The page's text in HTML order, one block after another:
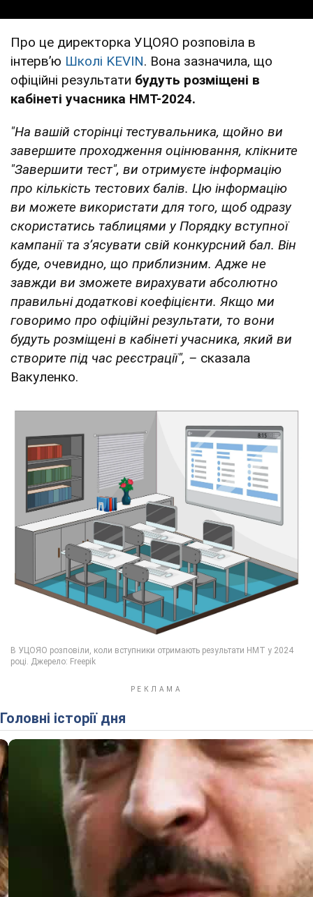
Про це директорка УЦОЯО розповіла в
інтервʼю Школі KEVIN. Вона зазначила, що
офіційні результати будуть розміщені в
кабінеті учасника НМТ-2024.
"На вашій сторінці тестувальника, щойно ви
завершите проходження оцінювання, клікните
"Завершити тест", ви отримуєте інформацію
про кількість тестових балів. Цю інформацію
ви можете використати для того, щоб одразу
скористатись таблицями у Порядку вступної
кампанії та зʼясувати свій конкурсний бал. Він
буде, очевидно, що приблизним. Адже не
завжди ви зможете вирахувати абсолютно
правильні додаткові коефіцієнти. Якщо ми
говоримо про офіційні результати, то вони
будуть розміщені в кабінеті учасника, який ви
створите під час реєстрації", – сказала
Вакуленко.
Головні історії дня